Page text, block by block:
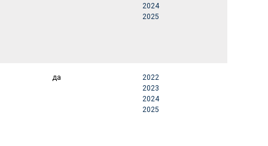
2024
2025
да
2022
2023
2024
2025